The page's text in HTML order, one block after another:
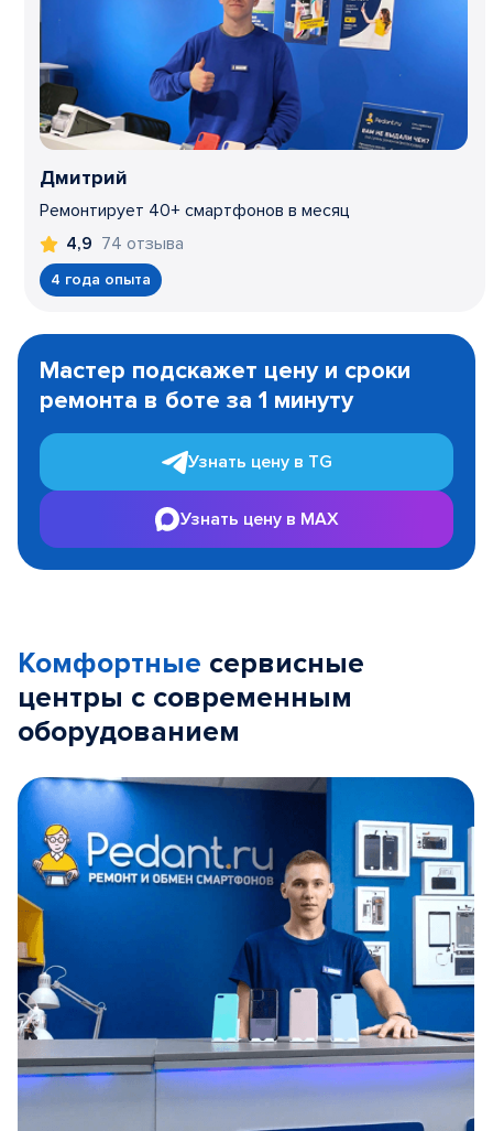
Дмитрий
Ремонтирует 40+ смартфонов в месяц
4,9 74 отзыва
4 года опыта
1
Мастер подскажет цену и сроки
ремонта в боте за 1 минуту
Узнать цену в TG
Узнать цену в MAX
Комфортные сервисные
центры с современным
оборудованием